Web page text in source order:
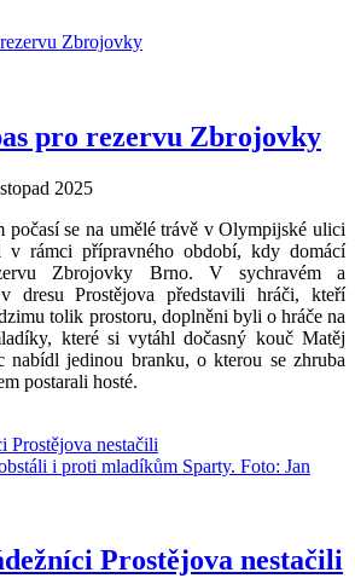
pro rezervu Zbrojovky
2025
počasí se na umělé trávě v Olympijské ulici
v rámci přípravného období, kdy domácí
Zbrojovky Brno. V sychravém a
dresu Prostějova představili hráči, kteří
tolik prostoru, doplněni byli o hráče na
které si vytáhl dočasný kouč Matěj
nabídl jedinou branku, o kterou se zhruba
postarali hosté.
i proti mladíkům Sparty. Foto: Jan
Prostějova nestačili